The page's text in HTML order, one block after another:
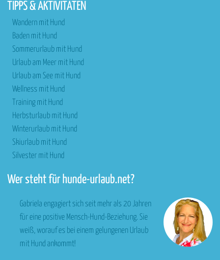
TIPPS & AKTIVITÄTEN
Wandern mit Hund
Baden mit Hund
Sommerurlaub mit Hund
Urlaub am Meer mit Hund
Urlaub am See mit Hund
Wellness mit Hund
Training mit Hund
Herbsturlaub mit Hund
Winterurlaub mit Hund
Skiurlaub mit Hund
Silvester mit Hund
Wer steht für hunde-urlaub.net?
Gabriela engagiert sich seit mehr als 20 Jahren
für eine positive Mensch-Hund-Beziehung. Sie
weiß, worauf es bei einem gelungenen Urlaub
mit Hund ankommt!